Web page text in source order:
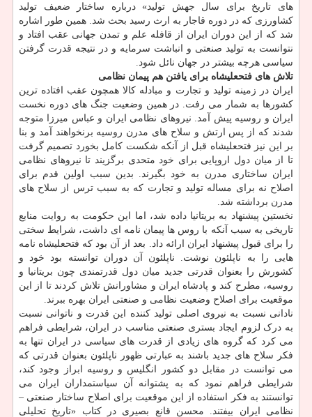
های تاریخ برای سال جهش تولید» درباره ساختار ضعیف تولید
کشاورزی که در دوره قاجار به ارث رسید بحث شد. همین طور اشاره
شد که از این دوران ایران از قافله علم و تمدن جهانی عقب افتاد و
نتوانست به تولید صنعتی و انباشت سرمایه و در نتیجه قدرت گرفتن
سیاسی هرچه بیشتر در جهان نائل شود.
تلاش های فتحعلیشاه برای یافتن هم پیمان نظامی
ایران در زمینه تولید و تجارت و مبادله کالا همچون عقب افتاده ترین
کشورها به شمار می رفت. در همین وضعیت جنگ های دوره نخست
ایران و روسیه پیش آمد. نیروهای نظامی ایران و عباس میرزا متوجه
شدند که از پس ارتش و سلاح های مدرن روسیه برنخواهند آمد و بنا
بر این نیز فتحعلیشاه قبل از آنکه شکست کامل بخورد تصمیم گرفت
تا از میان دول اروپایی برای خود متحدی برگزیند تا نیروهای نظامی
ایران ساختاری مدرن به خود بگیرند. بدین سبب اولین قدم برای
اصلاح نه برای مساله تولید و تجارت که به سبب ترس از سلاح های
مدرن برداشته شد.
نخستین پیشنهاد به بریتانیا داده شد، اما این حکومت به روایت منابع
تاریخی به سبب آنکه با روس ها پیمان نامه ای داشت، شرایط سختی
را برای قبول پیشنهاد ایران ارائه داد. بعد از آن بود که فتحعلیشاه نامه
هایی را به ناپلئون نوشت. ناپلئون آن دوران توانسته بود خود و
کشورش را بعنوان قدرتی جدید میان دول قدرتمندی چون بریتانیا و
روسیه، مطرح کند و پادشاه ایران و مشاورانش تلاش کردند تا از این
موقعیت برای اصلاح وضعیت نظامی و صنعتی ایران بهره ببرند.
نادانی نسبت به نیروی اصلی تولید کننده این قدرت و ناتوانی نسبت
به درک لزوم ایجاد بستری صنعتی مناسب در ایران، شرایطی فراهم
می کرد که گروه های زیادی از قدرت های سیاسی در ایران تنها به
فکر سلاح های جدید باشند به عبارتی ظهور ناپلئون بعنوان قدرتی که
می توانست در مقابل دو کشور انگلیس و روسیه ابراز وجود کند،
شرایطی فراهم نمود که به پشتوانه آن سیاستمداران ایران می
توانستند به فکر استفاده از این موقعیت برای اصلاح ساختار صنعتی –
نظامی ایران بیفتند. محسن قانع بصیری در کتاب «تاریخ تحلیلی